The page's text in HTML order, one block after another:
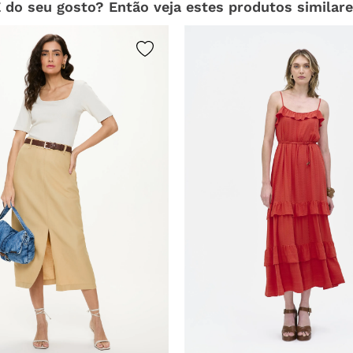
do seu gosto? Então veja estes produtos